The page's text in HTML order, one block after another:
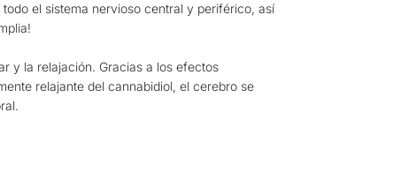
el sistema nervioso central y periférico, así
y la relajación. Gracias a los efectos
relajante del cannabidiol, el cerebro se